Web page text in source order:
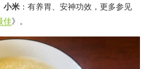
小米 ：有养胃、安神功效，更多参见
佳》。